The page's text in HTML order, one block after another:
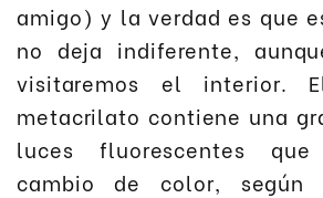
amigo) y la verdad es que
no deja indiferente,
visitaremos el interior.
metacrilato contiene una
luces fluorescentes
cambio de color, según